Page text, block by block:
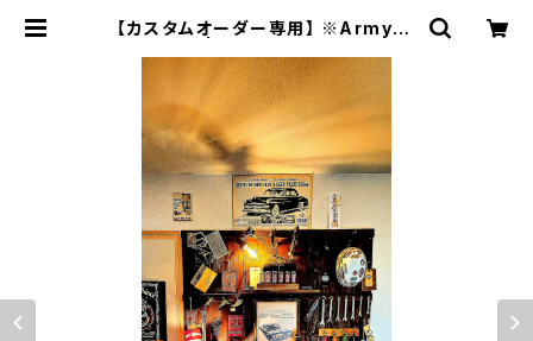
【カスタムオーダー専用】 ※ArmyGr
R.CO